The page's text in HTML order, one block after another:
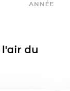
ANNÉE
du